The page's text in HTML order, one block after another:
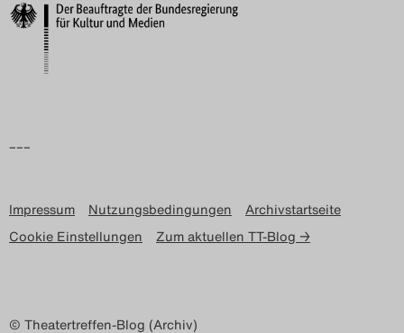
–––
Impressum Nutzungsbedingungen
Archivstartseite
Cookie Einstellungen
Zum aktuellen TT-Blog →
© Theatertreffen-Blog (Archiv)